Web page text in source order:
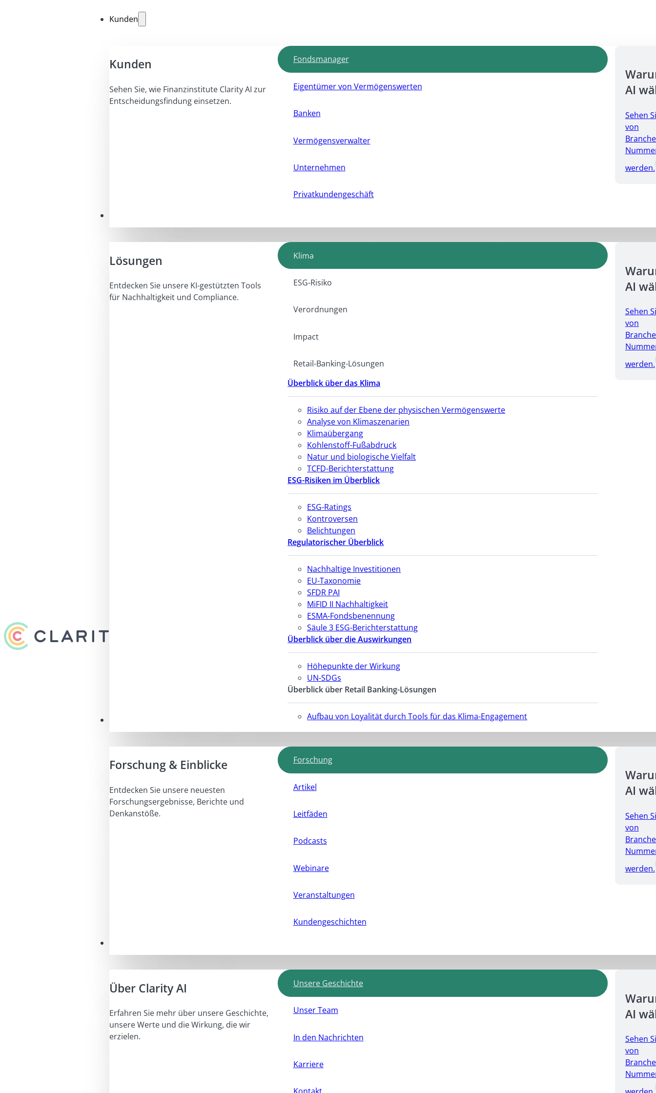
Kunden
Kunden
Sehen Sie, wie Finanzinstitute Clarity AI zur
Entscheidungsfindung einsetzen.
Fondsmanager
Eigentümer von Vermögenswerten
Banken
Vermögensverwalter
Unternehmen
Privatkundengeschäft
AI
Sehen
von
werden.
Lösungen
Entdecken Sie unsere KI-gestützten Tools
für Nachhaltigkeit und Compliance.
Klima
ESG-Risiko
Verordnungen
Impact
Retail-Banking-Lösungen
Überblick über das Klima
Risiko auf der Ebene der physischen Vermögenswerte
Analyse von Klimaszenarien
Klimaübergang
Kohlenstoff-Fußabdruck
Natur und biologische Vielfalt
TCFD-Berichterstattung
ESG-Risiken im Überblick
ESG-Ratings
Kontroversen
Belichtungen
Regulatorischer Überblick
Nachhaltige Investitionen
EU-Taxonomie
SFDR PAI
MiFID II Nachhaltigkeit
ESMA-Fondsbenennung
Säule 3 ESG-Berichterstattung
Überblick über die Auswirkungen
Höhepunkte der Wirkung
UN-SDGs
Überblick über Retail Banking-Lösungen
Aufbau von Loyalität durch Tools für das Klima-Engagement
AI
Sehen
von
werden.
Forschung & Einblicke
Entdecken Sie unsere neuesten
Forschungsergebnisse, Berichte und
Denkanstöße.
Forschung
Artikel
Leitfäden
Podcasts
Webinare
Veranstaltungen
Kundengeschichten
AI
Sehen
von
werden.
Über Clarity AI
Erfahren Sie mehr über unsere Geschichte,
unsere Werte und die Wirkung, die wir
erzielen.
Unsere Geschichte
Unser Team
In den Nachrichten
Karriere
AI
Sehen
von